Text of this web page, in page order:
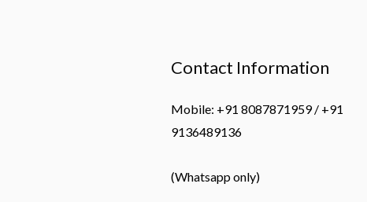
Contact Information
Mobile: +91 8087871959 / +91
9136489136
(Whatsapp only)